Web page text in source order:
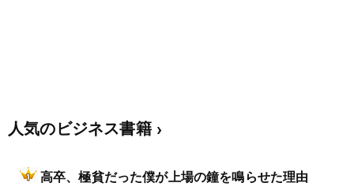
人気のビジネス書籍
高卒、極貧だった僕が上場の鐘を鳴らせた理由